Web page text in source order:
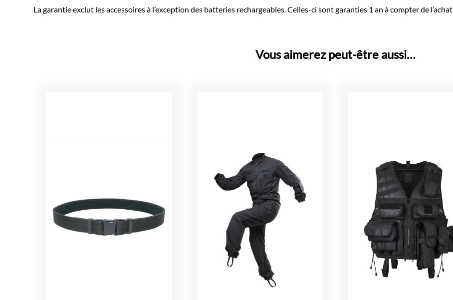
La garantie exclut les accessoires à l’exception des batteries rechargeables. Celles-ci sont garanties 1 an à compter de l’achat.
Vous aimerez peut-être aussi…